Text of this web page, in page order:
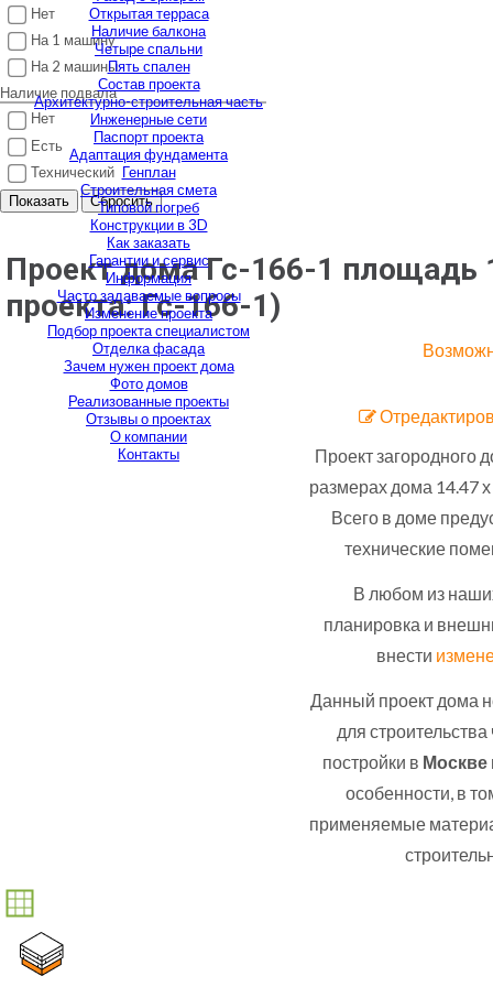
Открытая терраса
Наличие балкона
Четыре спальни
Пять спален
Состав проекта
Архитектурно-строительная часть
Инженерные сети
Паспорт проекта
Адаптация фундамента
Генплан
Строительная смета
Типовой погреб
Конструкции в 3D
Как заказать
Гарантии и сервис
Информация
Часто задаваемые вопросы
Изменение проекта
Подбор проекта специалистом
Отделка фасада
Зачем нужен проект дома
Фото домов
Реализованные проекты
Отзывы о проектах
О компании
Контакты
Нет
На 1 машину
На 2 машины
Наличие подвала
Нет
Есть
Технический
Показать Сбросить
Проект дома Гс-166-1 площадь
проекта:Гс-166-1)
Проект загородного
размерах дома 14.47
Всего в доме
технические
В любом из
планировка и
внести
Данный проект дома
для
постройки в Москве
особенности, в
применяемые